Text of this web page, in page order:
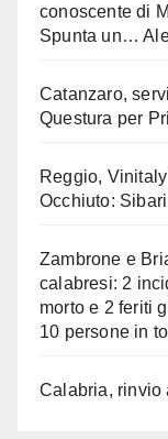
conoscente di
Spunta un…
Catanzaro,
Questura per
Reggio,
Occhiuto:
Zambrone e
calabresi: 2
morto e 2 feriti
10 persone in
Calabria, rinvio